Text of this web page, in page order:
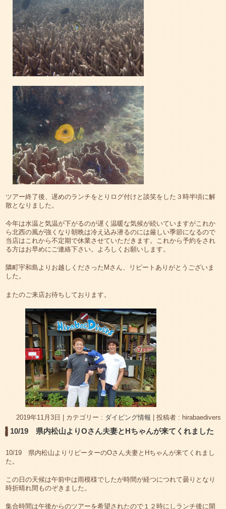
ツアー終了後、遅めのランチをとりログ付けと談笑をした３時半頃に解
散となりました。
今年は水温と気温が下がるのが遅く温暖な気候が続いていますがこれか
ら北西の風が強くなり朝晩は冷え込み潜るのには厳しい季節になるので
当店はこれから不定期で休業させていただきます。これから予約をされ
る方はお早めにご連絡下さい。よろしくお願いします。
隣町宇和島よりお越しくださったMさん、リピートありがとうございま
した。
またのご来店お待ちしております。
2019年11月3日 カテゴリー : ダイビング情報 投稿者 : hirabaedivers
10/19 県内松山よりOさん夫妻とHちゃんが来てくれました
10/19 県内松山よりリピーターのOさん夫妻とHちゃんが来てくれまし
た。
この日の天候は午前中は雨模様でしたが時間が経つにつれて曇りとなり
時折晴れ間ものぞきました。
集合時間は午後からのツアーを希望されたので１２時にしランチ後に開